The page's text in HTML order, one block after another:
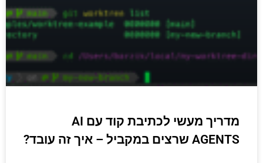
מדריך מעשי לכתיבת קוד עם AI
AGENTS שרצים במקביל – איך זה עובד?